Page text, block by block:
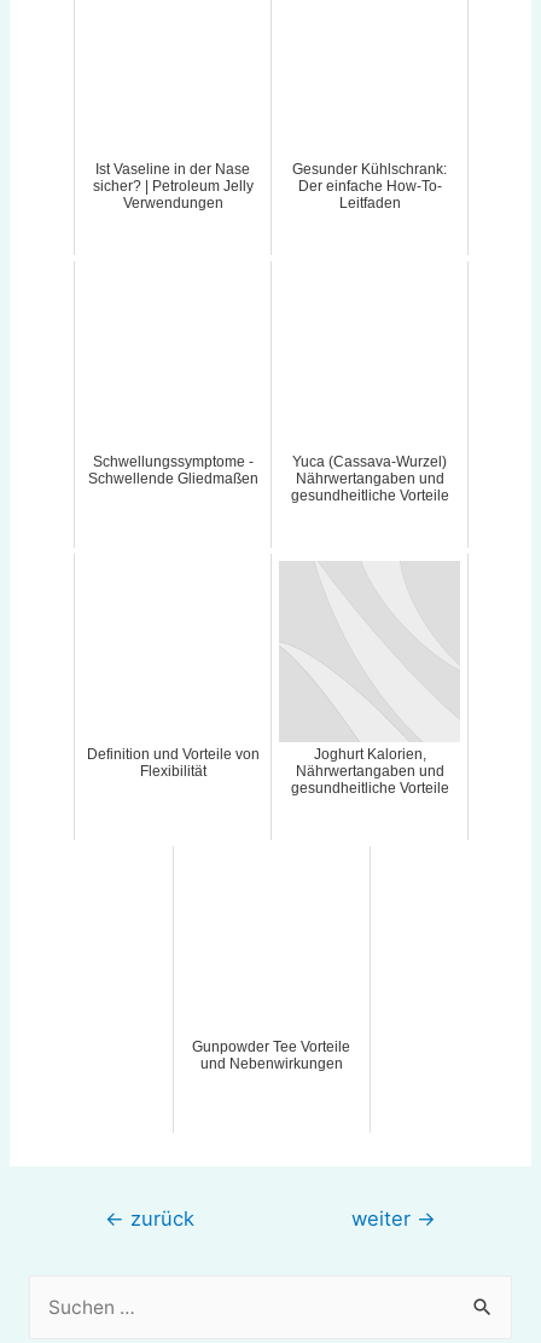
Ist Vaseline in der Nase
sicher? | Petroleum Jelly
Verwendungen
Gesunder Kühlschrank:
Der einfache How-To-
Leitfaden
Schwellungssymptome -
Schwellende Gliedmaßen
Yuca (Cassava-Wurzel)
Nährwertangaben und
gesundheitliche Vorteile
Definition und Vorteile von
Flexibilität
Joghurt Kalorien,
Nährwertangaben und
gesundheitliche Vorteile
Gunpowder Tee Vorteile
und Nebenwirkungen
Beitragsnavigation
← zurück weiter →